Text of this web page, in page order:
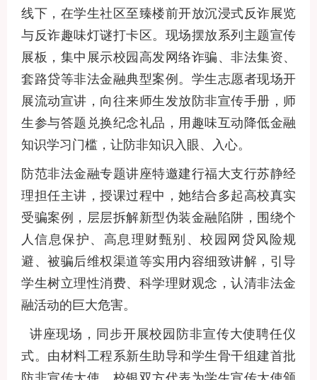
线下，在学生社区至臻楼前开放沉浸式反诈展览
与反诈趣味灯谜打卡区。现场摆放系列主题宣传
展板，集中展示校园高发网络诈骗、非法集资、
套路贷等非法金融典型案例。学生志愿者现场开
展流动宣讲，向往来师生发放防非宣传手册，师
生参与答题兑换纪念礼品，用趣味互动降低金融
知识学习门槛，让防非知识入眼、入心。
防范非法金融专题讲座特邀建行福大支行苏静经
理担任主讲，授课过程中，她结合多起高校真实
受骗案例，层层拆解新型伪装金融陷阱，围绕个
人信息保护、高息理财甄别、校园网贷风险规
避、被骗后维权渠道等实用内容细致讲解，引导
学生树立理性消费、科学理财观念，认清非法金
融活动的巨大危害。
讲座现场，同步开展校园防非宣传大使聘任仪
式。由材料工程系新生助导和学生骨干组建首批